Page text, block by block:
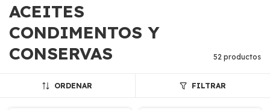
ACEITES
CONDIMENTOS Y
CONSERVAS
52 productos
ORDENAR FILTRAR